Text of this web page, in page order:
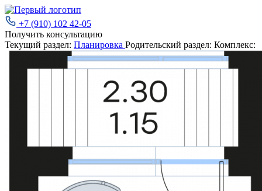
+7 (910) 102 42-05
Получить консультацию
Текущий раздел: Планировка Родительский раздел: Комплекс: